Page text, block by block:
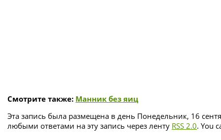
Смотрите также: Манник без яиц
Эта запись была размещена в день Понедельник, 16
любыми ответами на эту запись через ленту RSS 2.0. You